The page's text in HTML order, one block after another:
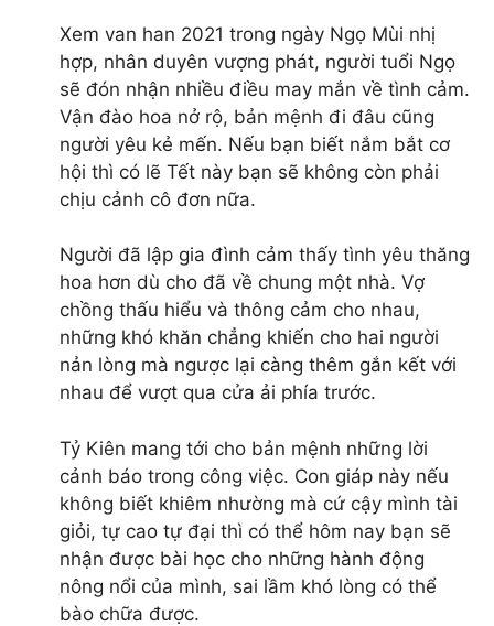
thiết bị spa
Thiết Bị Spa Minh Trí
485/2 Phan Văn Trị, Phường 5, Quận Gò Vấp,
TpHCM
Hotline: 0946.623.537
giường spa
giường gội đầu
máy xông mặt
máy triệt lông
ghế massage foot
máy hút mụn
máy điện di
vi kim tảo biển
hải sản tươi sống
Hải Sản Ông Giàu
80/28 Đường số 9, KP5, P. Hiệp Bình Phước, Q. Thủ
Đức, Tp HCM
Hotline: 0913.433.587 / 0903.732.293
cua hoàng đế
cua huỳnh đế
Xem van han 2021 trong ngày Ngọ Mùi nhị
hợp, nhân duyên vượng phát, người tuổi Ngọ
sẽ đón nhận nhiều điều may mắn về tình cảm.
Vận đào hoa nở rộ, bản mệnh đi đâu cũng
người yêu kẻ mến. Nếu bạn biết nắm bắt cơ
hội thì có lẽ Tết này bạn sẽ không còn phải
chịu cảnh cô đơn nữa.
Người đã lập gia đình cảm thấy tình yêu thăng
hoa hơn dù cho đã về chung một nhà. Vợ
chồng thấu hiểu và thông cảm cho nhau,
những khó khăn chẳng khiến cho hai người
nản lòng mà ngược lại càng thêm gắn kết với
nhau để vượt qua cửa ải phía trước.
Tỷ Kiên mang tới cho bản mệnh những lời
cảnh báo trong công việc. Con giáp này nếu
không biết khiêm nhường mà cứ cậy mình tài
giỏi, tự cao tự đại thì có thể hôm nay bạn sẽ
nhận được bài học cho những hành động
nông nổi của mình, sai lầm khó lòng có thể
bào chữa được.